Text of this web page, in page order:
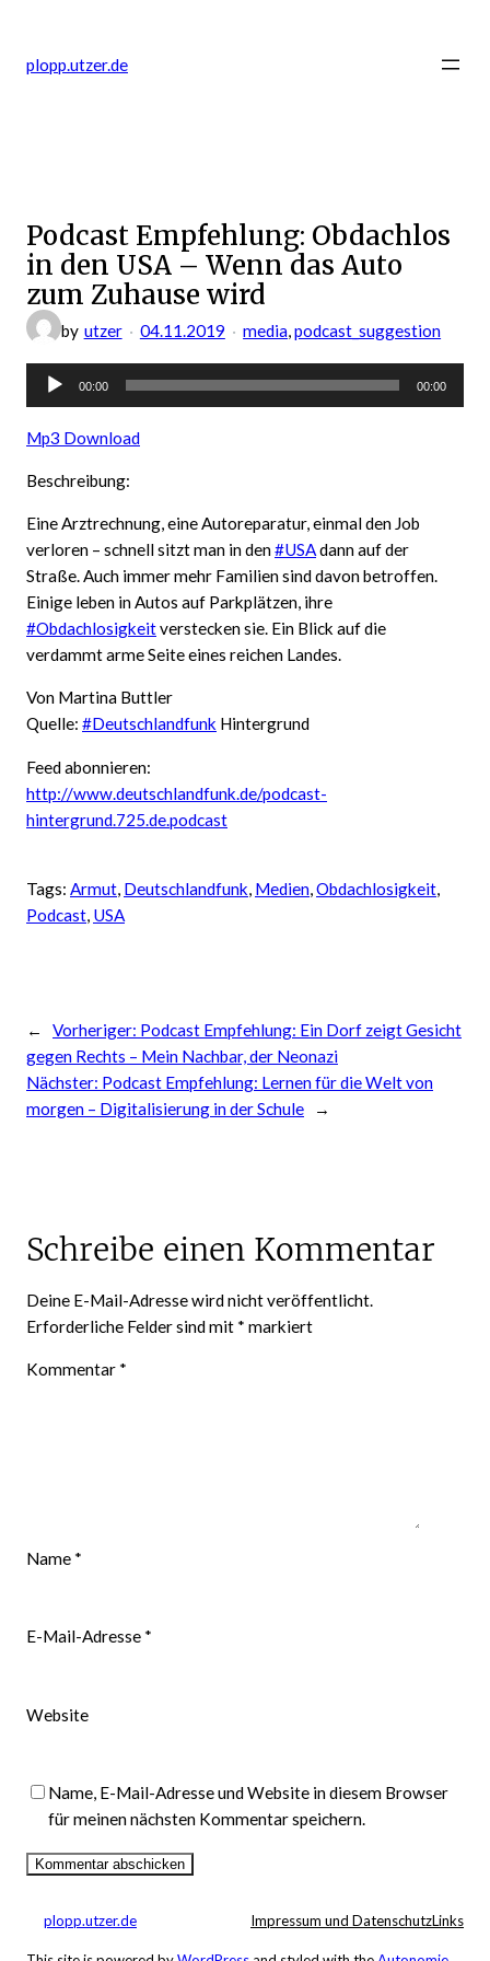
springen
plopp.utzer.de
Podcast Empfehlung: Obdachlos
in den USA – Wenn das Auto
zum Zuhause wird
by utzer 04.11.2019 media, podcast_suggestion
Audio-
00:00 00:00
Mp3 Download
Beschreibung:
Eine Arztrechnung, eine Autoreparatur, einmal den Job
verloren – schnell sitzt man in den#USAdann auf der
Straße. Auch immer mehr Familien sind davon betroffen.
Einige leben in Autos auf Parkplätzen, ihre
#Obdachlosigkeitverstecken sie. Ein Blick auf die
verdammt arme Seite eines reichen Landes.
Von Martina Buttler
Quelle: #Deutschlandfunk Hintergrund
Feed abonnieren:
http://www.deutschlandfunk.de/podcast-
hintergrund.725.de.podcast
Tags: Armut, Deutschlandfunk, Medien, Obdachlosigkeit
Podcast, USA
← Vorheriger: Podcast Empfehlung: Ein Dorf zeigt Gesicht
gegen Rechts – Mein Nachbar, der Neonazi
Nächster: Podcast Empfehlung: Lernen für die Welt von
morgen – Digitalisierung in der Schule
→
Schreibe einen Kommentar
Deine E-Mail-Adresse wird nicht veröffentlicht.
Erforderliche Felder sind mit * markiert
Kommentar *
Name *
E-Mail-Adresse *
Website
Name, E-Mail-Adresse und Website in diesem Browser
für meinen nächsten Kommentar speichern.
plopp.utzer.de Impressum und DatenschutzLinks